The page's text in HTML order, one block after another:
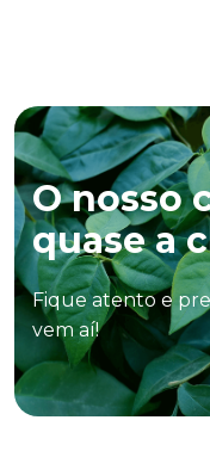
O nosso
quase a
Fique atento e
vem aí!